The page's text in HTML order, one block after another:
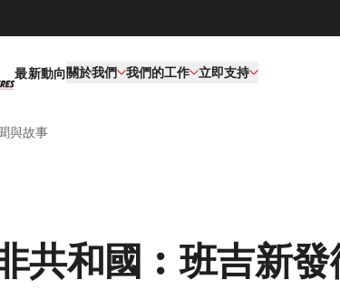
最新動向關於我們 我們的工作​ 立即支持
與故事
共和國︰班吉新